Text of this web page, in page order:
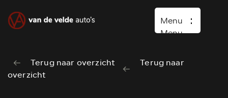
Menu
Menu
Home Terug naar overzicht
Terug naar
overzicht